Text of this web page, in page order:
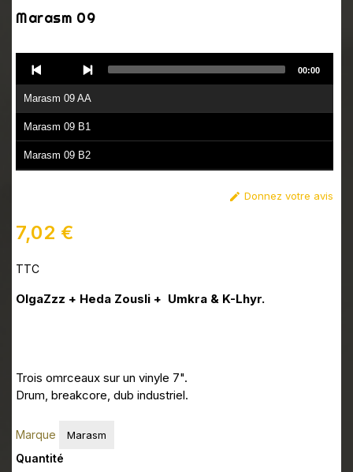
Marasm 09
Player
Marasm 09 AA
Marasm 09 B1
Marasm 09 B2
00:00
 Donnez votre avis
7,02 €
TTC
OlgaZzz + Heda Zousli + Umkra & K-Lhyr.
Trois omrceaux sur un vinyle 7".
Drum, breakcore, dub industriel.
Marque Marasm
Quantité